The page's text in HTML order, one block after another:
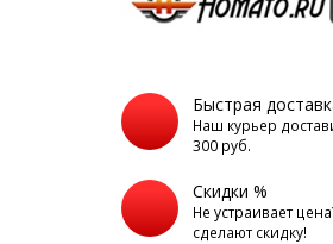
Быстрая
Наш курьер
300 руб.
Скидки %
Не устраивает
сделают скидку!